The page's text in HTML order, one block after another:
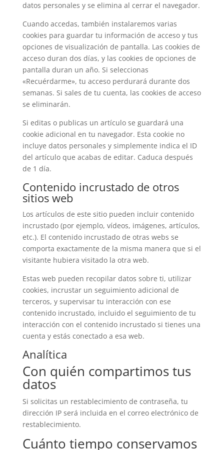
datos personales y se elimina al cerrar el navegador.
Cuando accedas, también instalaremos varias
cookies para guardar tu información de acceso y tus
opciones de visualización de pantalla. Las cookies de
acceso duran dos días, y las cookies de opciones de
pantalla duran un año. Si seleccionas
«Recuérdarme», tu acceso perdurará durante dos
semanas. Si sales de tu cuenta, las cookies de acceso
se eliminarán.
Si editas o publicas un artículo se guardará una
cookie adicional en tu navegador. Esta cookie no
incluye datos personales y simplemente indica el ID
del artículo que acabas de editar. Caduca después
de 1 día.
Contenido incrustado de otros
sitios web
Los artículos de este sitio pueden incluir contenido
incrustado (por ejemplo, vídeos, imágenes, artículos,
etc.). El contenido incrustado de otras webs se
comporta exactamente de la misma manera que si el
visitante hubiera visitado la otra web.
Estas web pueden recopilar datos sobre ti, utilizar
cookies, incrustar un seguimiento adicional de
terceros, y supervisar tu interacción con ese
contenido incrustado, incluido el seguimiento de tu
interacción con el contenido incrustado si tienes una
cuenta y estás conectado a esa web.
Analítica
Con quién compartimos tus
datos
Si solicitas un restablecimiento de contraseña, tu
dirección IP será incluida en el correo electrónico de
restablecimiento.
Cuánto tiempo conservamos